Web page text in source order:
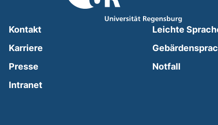
Kontakt
Karriere
Presse
Intranet(external link, opens in a new window)
Leichte
Notfall